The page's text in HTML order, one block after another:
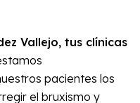
Vallejo, tus clínicas
pacientes los
el bruxismo y